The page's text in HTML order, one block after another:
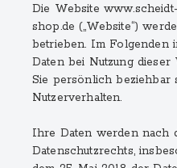
Die Website
shop.de („Website“)
betrieben. Im Folgenden
Daten bei Nutzung dieser
Sie persönlich beziehbar
Nutzerverhalten.
Ihre Daten werden nach
Datenschutzrechts,